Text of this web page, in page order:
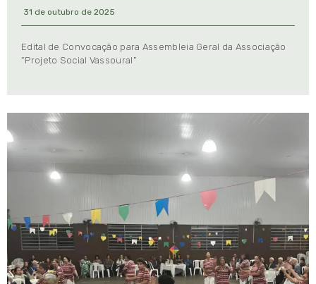
31 de outubro de 2025
Edital de Convocação para Assembleia Geral da Associação
“Projeto Social Vassoural”